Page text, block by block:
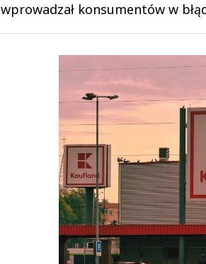
wprowadzał konsumentów w